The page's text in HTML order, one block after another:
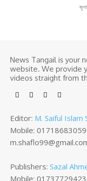
News Tangail is your
website. We provide
videos straight from
Editor: M. Saiful Islam
Mobile: 01718683059
Publishers: Sazal
Mobile: 01737729423